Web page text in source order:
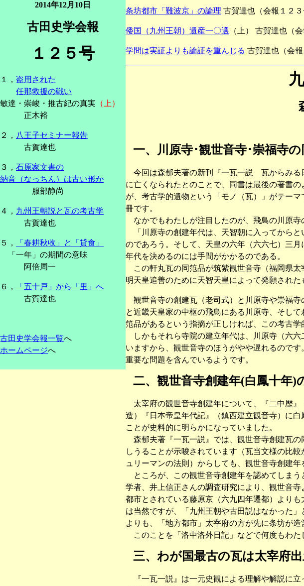
2014年12月10日
古田史学会報
１２５号
１， 盗用された
任那救援の戦い
敏達・崇峻・推古紀の真実 （上）
正木裕
２， 八王子セミナー報告
古賀達也
３， 石原家文書の
納音（なっちん）は古い形か
服部静尚
４， 九州王朝説と瓦の考古学
古賀達也
５，
「春耕秋收」と「貸食」
「一年」の期間の意味
阿倍周一
６，
「五十戸」から「里」へ
古賀達也
古田史学会報一覧へ
ホームページへ
条坊都市「難波京」の論理 古賀達也（会報１２３
倭国（九州王朝）遺産一〇選 （上） 古賀達也（
学問は実証よりも論証を重んじる 古賀達也（会報
一、川原寺･観世音寺･崇福寺
今回は森郁夫著の新刊『一瓦一説 瓦からみる
に亡くなられたとのことで、同書は最後の著書
が、考古学的遺物という「モノ（瓦）」がテー
冊です。
なかでもわたしが注目したのが、飛鳥の川原寺
「川原寺の創建年代は、天智朝に入ってからと
のであろう。そして、天皇の六年（六六七）三
年代を決めるのには手間がかかるのである。
この軒丸瓦の同笵品が筑紫観世音寺（福岡県太
明天皇追善のために天智天皇によって発願され
観世音寺の創建瓦（老司式）と川原寺や崇福寺
と近畿天皇家の中枢の飛鳥にある川原寺、そし
笵品があるという指摘が正しければ、この考古
しかもそれら寺院の建立年代は、川原寺（六六
いますから、観世音寺のほうがやや遅れるので
重要な問題を含んでいるようです。
二、観世音寺創建年(白鳳十年)
太宰府の観世音寺創建年について、『二中歴』
造）『日本帝皇年代記』（鎮西建立観音寺）に
ことが史料的に明らかになっていました。
森郁夫著『一瓦一説』では、観世音寺創建瓦の
しうることが示唆されています（瓦当文様の比
ュリーマンの法則）からしても、観世音寺創建
ところが、この観世音寺創建年を認めてしまう
学者、井上信正さんの調査研究により、観世音
都市とされている藤原京（六九四年遷都）より
は当然ですが、「九州王朝や古田説はなかった
よりも、「地方都市」太宰府の方が先に条坊が
このことを「洛中洛外日記」などで何度もわた
三、わが国最古の瓦は太宰府
『一瓦一説』は一元史観による理解や解説に立